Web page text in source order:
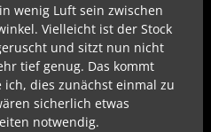
wenig Luft sein zwischen
Vielleicht ist der Stock
und sitzt nun nicht
tief genug. Das kommt
dies zunächst einmal zu
sicherlich etwas
notwendig.